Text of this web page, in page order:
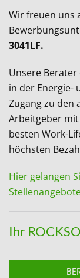
Wir freuen uns
3041LF.
Unsere
in der Energie-
Zugang zu den
Arbeitgeber
besten Work-
höchsten
Hier gelangen
Ihr